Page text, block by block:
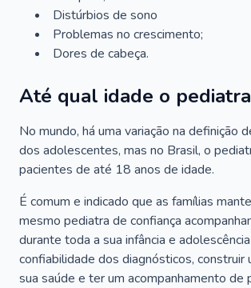
Distúrbios de sono
Problemas no crescimento;
Dores de cabeça.
Até qual idade o
No mundo, há uma variação na definição
dos adolescentes, mas no Brasil, o
pacientes de até 18 anos de idade.
É comum e indicado que as famílias
mesmo pediatra de confiança
durante toda a sua infância e
confiabilidade dos diagnósticos, construir
sua saúde e ter um acompanhamento de